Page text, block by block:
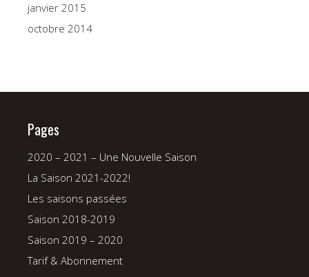
janvier 2015
octobre 2014
Pages
2020 – 2021 – Une Nouvelle Saison
La Saison 2021-2022!
Les saisons passées
Saison 2018-2019
Saison 2019 – 2020
Tarif & Abonnement